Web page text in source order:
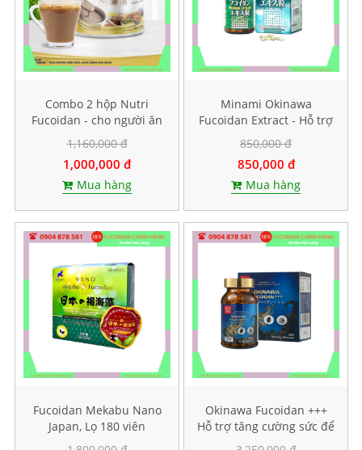
Combo 2 hộp Nutri
Fucoidan - cho người ăn
kiêng, ăn chay
1,160,000 đ
1,000,000 đ
Mua hàng
Minami Okinawa
Fucoidan Extract - Hỗ trợ
điều trị ung thư, Lọ 240
viên
850,000 đ
850,000 đ
Mua hàng
Fucoidan Mekabu Nano
Japan, Lọ 180 viên
Okinawa Fucoidan +++
Hỗ trợ tăng cường sức để
kháng, Hộp 30 viên